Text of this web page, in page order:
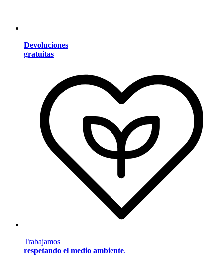
Devoluciones
gratuitas
Trabajamos
respetando el medio ambiente.